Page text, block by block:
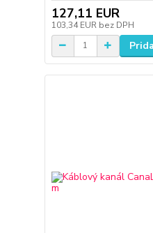
127,11 EUR
103,34 EUR bez DPH